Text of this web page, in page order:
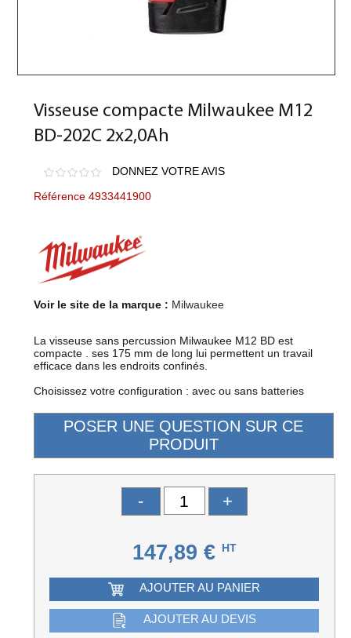
Visseuse compacte Milwaukee M12
BD-202C 2x2,0Ah
DONNEZ VOTRE AVIS
Référence 4933441900
Voir le site de la marque : Milwaukee
La visseuse sans percussion Milwaukee M12 BD est
compacte . ses 175 mm de long lui permettent un travail
efficace dans les endroits confinés.
Choisissez votre configuration : avec ou sans batteries
- +
147,89 € HT
AJOUTER AU PANIER
AJOUTER AU DEVIS